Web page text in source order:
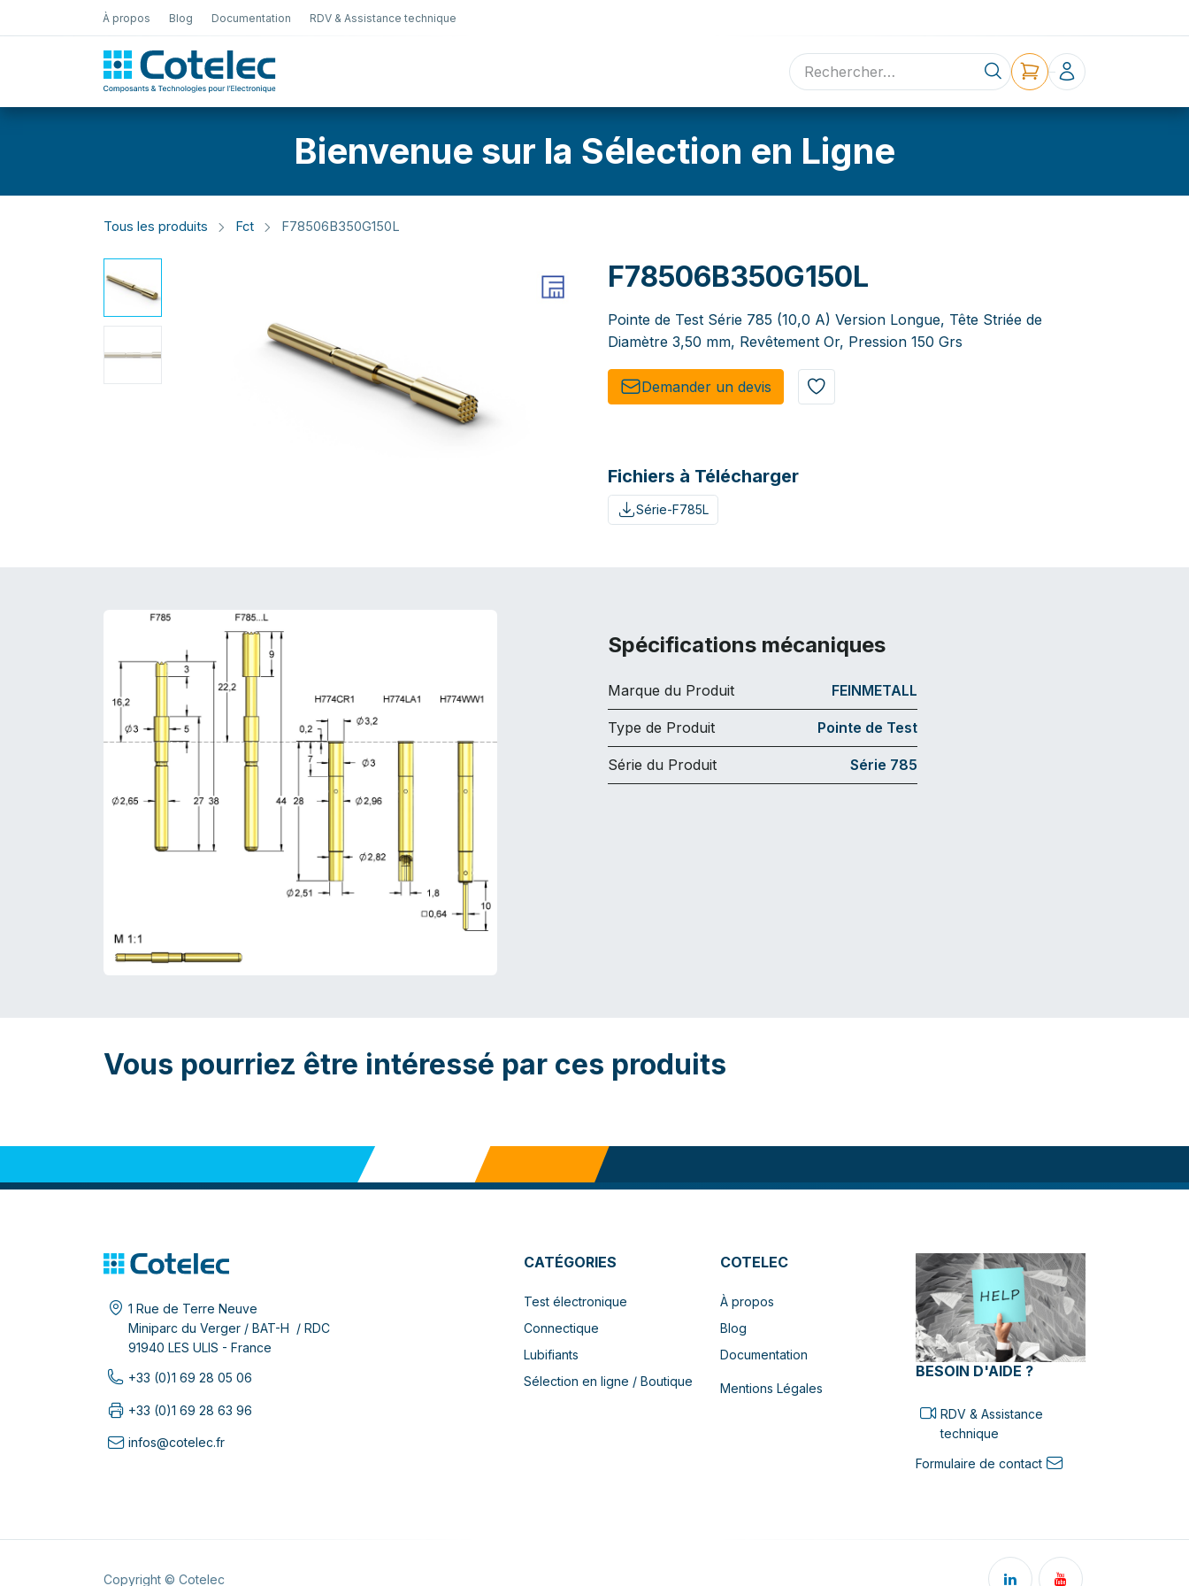
À propos Blog Documentation RDV & Assistance technique
Sélection en ligne Contact
Bienvenue sur la Sélection en Ligne
Tous les produits Fct F78506B350G150L
F78506B350G150L
Pointe de Test Série 785 (10,0 A) Version Longue, Tête Striée de
Diamètre 3,50 mm, Revêtement Or, Pression 150 Grs
Demander un de​​vis​​
Fichiers à Télécharger
Série-F785L
Spécifications mécaniques
Marque du Produit FEINMETALL
Type de Produit Pointe de Test
Série du Produit Série 785
Vous pourriez être intéressé par ces produits
1 Rue de Terre Neuve
Miniparc du Verger / BAT-H / RDC
91940 LES ULIS - France
+33 (0)1 69 28 05 06
+33 (0)1 69 28 63 96
infos@cotelec.fr
CATÉGORIES
Test électronique
Connectique
Lubifiants
Sélection en ligne / Boutique
COTELEC
À propos
Blog
Documentation
Mentions Légales
BESOIN D'AIDE ?
RDV & Assistance
technique
Formulaire de contact
Copyright © Cotelec